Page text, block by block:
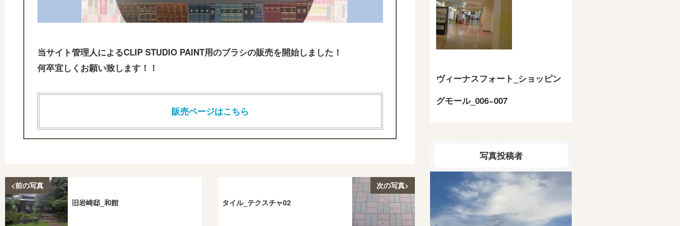
当サイト管理人によるCLIP STUDIO PAINT用のブラシの販売を開始しました！
何卒宜しくお願い致します！！
販売ページはこちら
<前の写真
旧岩崎邸_和館
次の写真>
タイル_テクスチャ02
ヴィーナスフォート_ショッピン
グモール_006~007
写真投稿者